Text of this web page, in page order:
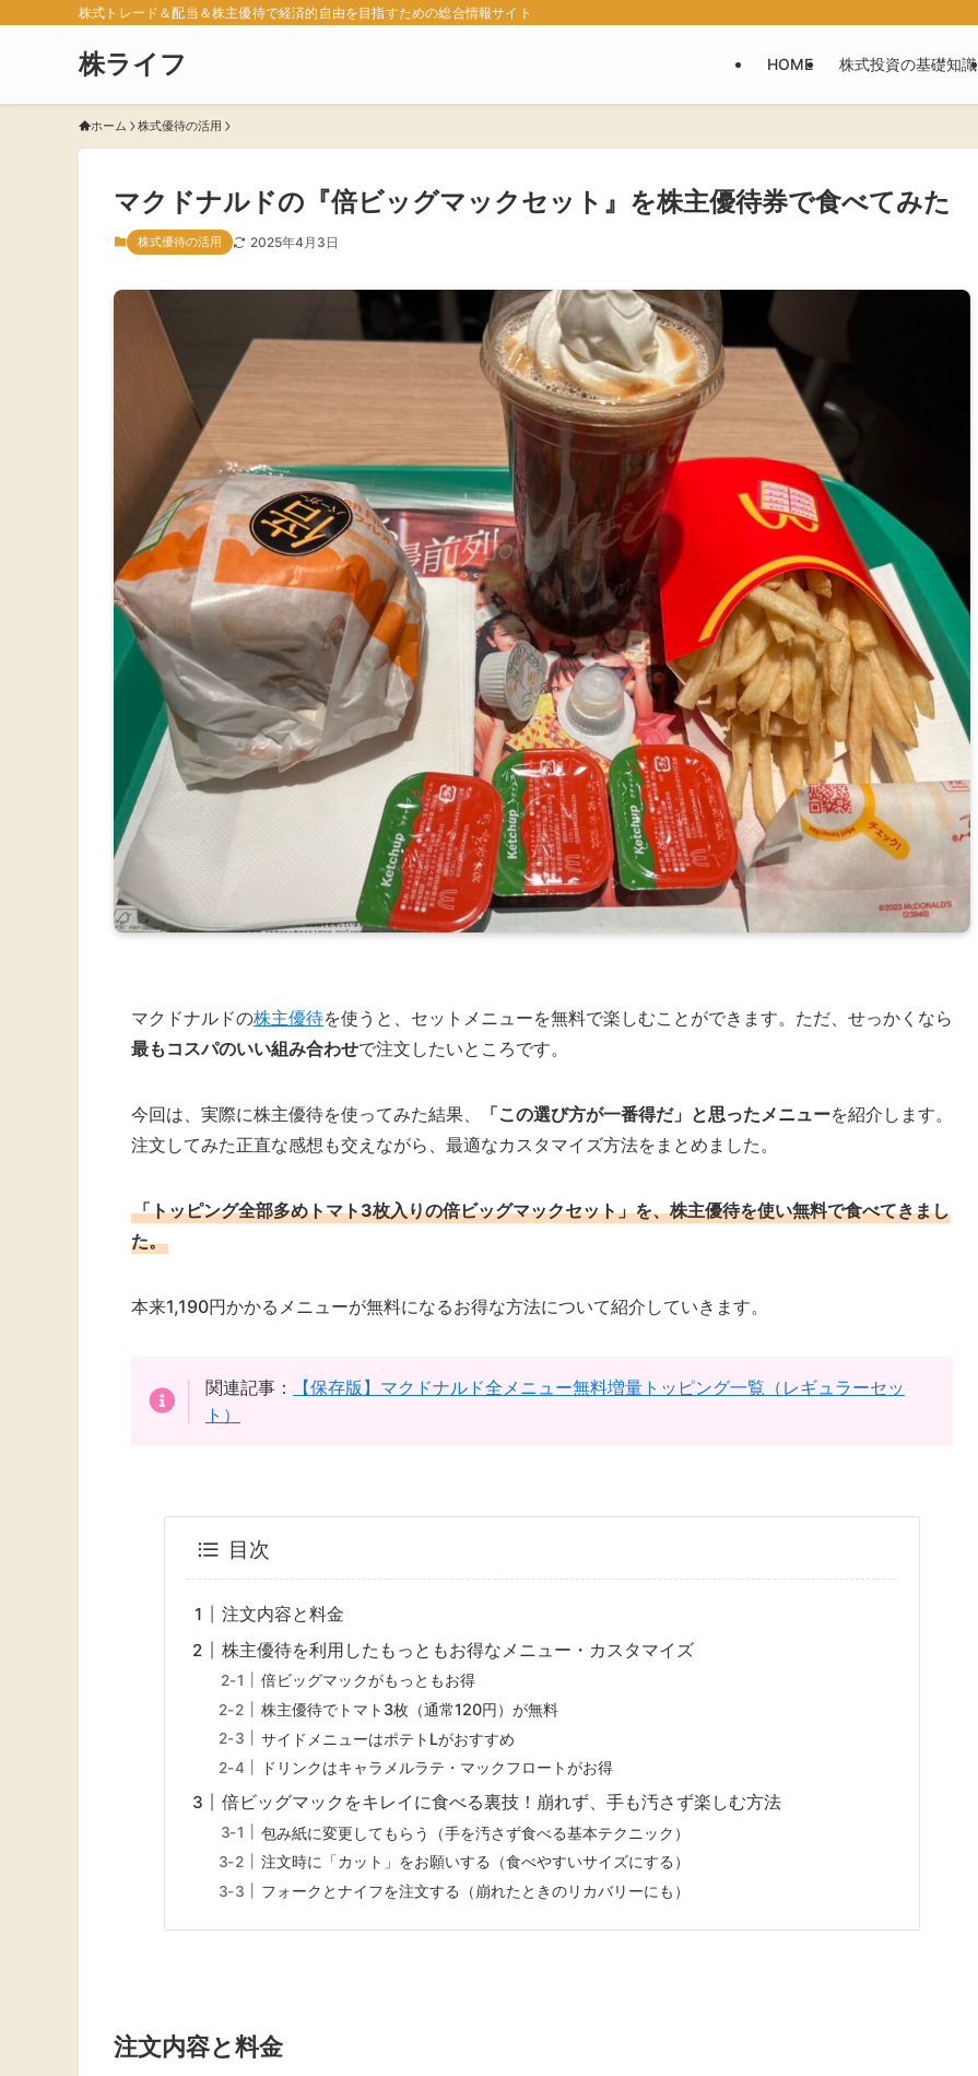
株式トレード＆配当＆株主優待で経済的自由を目指すための総合情報サイト
株ライフ HOME 株式投資の基礎知識
ホーム 株式優待の活用
マクドナルドの『倍ビッグマックセット』を株主優待券で食べてみた
株式優待の活用 2025年4月3日
マクドナルドの株主優待を使うと、セットメニューを無料で楽しむことができます。ただ、せっかくなら
最もコスパのいい組み合わせで注文したいところです。
今回は、実際に株主優待を使ってみた結果、 「この選び方が一番得だ」と思ったメニューを紹介します。
注文してみた正直な感想も交えながら、最適なカスタマイズ方法をまとめました。
「トッピング全部多めトマト3枚入りの倍ビッグマックセット」を、株主優待を使い無料で食べてきまし
た。
本来1,190円かかるメニューが無料になるお得な方法について紹介していきます。
関連記事：
【保存版】マクドナルド全メニュー無料増量トッピング一覧（レギュラーセッ
ト）
目次
注文内容と料金
株主優待を利用したもっともお得なメニュー・カスタマイズ
倍ビッグマックがもっともお得
株主優待でトマト3枚（通常120円）が無料
サイドメニューはポテトLがおすすめ
ドリンクはキャラメルラテ・マックフロートがお得
倍ビッグマックをキレイに食べる裏技！崩れず、手も汚さず楽しむ方法
包み紙に変更してもらう（手を汚さず食べる基本テクニック）
注文時に「カット」をお願いする（食べやすいサイズにする）
フォークとナイフを注文する（崩れたときのリカバリーにも）
注文内容と料金